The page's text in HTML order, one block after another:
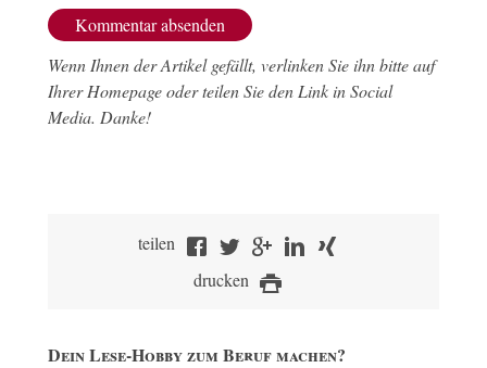
Wenn Ihnen der Artikel gefällt, verlinken Sie ihn bitte auf
Ihrer Homepage oder teilen Sie den Link in Social
Media. Danke!
teilen
drucken
Dein Lese-Hobby zum Beruf machen?